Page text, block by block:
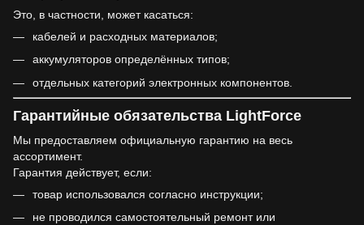
Это, в частности, может касаться:
кабелей и расходных материалов;
аккумуляторов определённых типов;
отдельных категорий электронных компонентов.
Гарантийные обязательства LightForce
Мы предоставляем официальную гарантию на весь
ассортимент.
Гарантия действует, если:
товар использовался согласно инструкции;
не проводился самостоятельный ремонт или